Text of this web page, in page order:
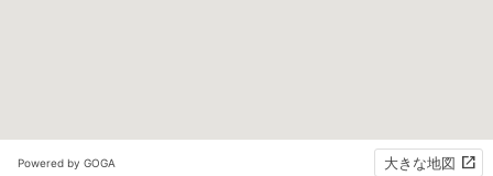
Powered by GOGA 大きな地図